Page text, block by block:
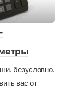
безусловно,
вас от